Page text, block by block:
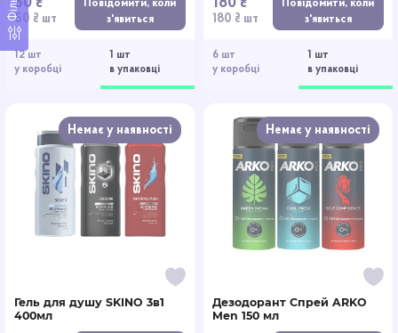
12 шт
у коробці
1 шт
в упаковці
50 ₴
50 ₴ шт
Повідомити, коли
з'явиться
6 шт
у коробці
1 шт
в упаковці
180 ₴
180 ₴ шт
Повідомити, коли
з'явиться
Немає у наявності
Гель для душу SKINO 3в1
400мл
Немає у наявності
Дезодорант Cпрей ARKO
Men 150 мл